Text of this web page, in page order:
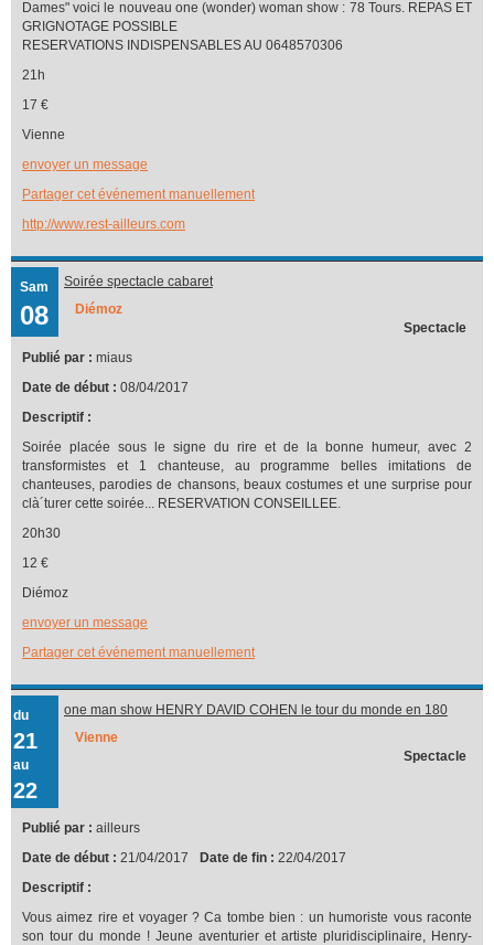
Dames" voici le nouveau one (wonder) woman show : 78 Tours. REPAS ET
GRIGNOTAGE POSSIBLE
RESERVATIONS INDISPENSABLES AU 0648570306
21h
17 €
Vienne
envoyer un message
Partager cet événement manuellement
http://www.rest-ailleurs.com
Sam
08
Soirée spectacle cabaret
Diémoz
Spectacle
Publié par : miaus
Date de début : 08/04/2017
Descriptif :
Soirée placée sous le signe du rire et de la bonne humeur, avec 2
transformistes et 1 chanteuse, au programme belles imitations de
chanteuses, parodies de chansons, beaux costumes et une surprise pour
clà´turer cette soirée... RESERVATION CONSEILLEE.
20h30
12 €
Diémoz
envoyer un message
Partager cet événement manuellement
du
21
au
22
one man show HENRY DAVID COHEN le tour du monde en 180
Vienne
Spectacle
Publié par : ailleurs
Date de début : 21/04/2017 Date de fin : 22/04/2017
Descriptif :
Vous aimez rire et voyager ? Ca tombe bien : un humoriste vous raconte
son tour du monde ! Jeune aventurier et artiste pluridisciplinaire, Henry-